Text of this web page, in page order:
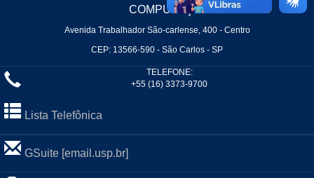
COMPUTAÇÃO
Avenida Trabalhador São-carlense, 400 - Centro
CEP: 13566-590 - São Carlos - SP
TELEFONE:
+55 (16) 3373-9700
Lista Telefônica
GSuite [email.usp.br]